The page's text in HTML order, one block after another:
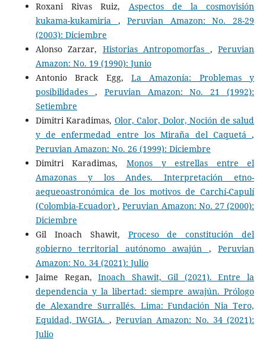
Roxani Rivas Ruiz, Aspectos de la cosmovisión
kukama-kukamiria ,Peruvian Amazon: No. 28-29
(2003): Diciembre
Alonso Zarzar, Historias Antropomorfas ,Peruvian
Amazon: No. 19 (1990): Junio
Antonio Brack Egg, La Amazonía: Problemas y
posibilidades , Peruvian Amazon: No. 21 (1992):
Setiembre
Dimitri Karadimas, Olor, Calor, Dolor, Noción de salud
y de enfermedad entre los Miraña del Caquetá,
Peruvian Amazon: No. 26 (1999): Diciembre
Dimitri Karadimas, Monos y estrellas entre el
Amazonas y los Andes. Interpretación etno-
aequeoastronómica de los motivos de Carchí-Capulí
(Colombia-Ecuador),Peruvian Amazon: No. 27 (2000):
Diciembre
Gil Inoach Shawit, Proceso de constitución del
gobierno territorial autónomo awajún ,Peruvian
Amazon: No. 34 (2021): Julio
Jaime Regan,Inoach Shawit, Gil (2021). Entre la
dependencia y la libertad: siempre awajún. Prólogo
de Alexandre Surrallés. Lima: Fundación Nia Tero,
Equidad, IWGIA. ,Peruvian Amazon: No. 34 (2021):
Julio